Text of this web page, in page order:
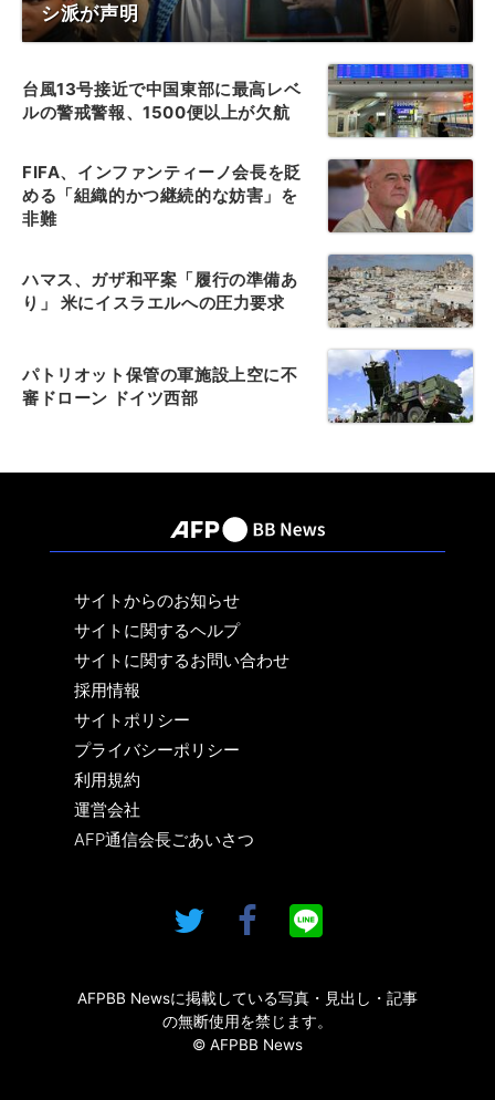
シ派が声明
台風13号接近で中国東部に最高レベ
ルの警戒警報、1500便以上が欠航
FIFA、インファンティーノ会長を貶
める「組織的かつ継続的な妨害」を
非難
ハマス、ガザ和平案「履行の準備あ
り」 米にイスラエルへの圧力要求
パトリオット保管の軍施設上空に不
審ドローン ドイツ西部
サイトからのお知らせ
サイトに関するヘルプ
サイトに関するお問い合わせ
採用情報
サイトポリシー
プライバシーポリシー
利用規約
運営会社
AFP通信会長ごあいさつ
AFPBB Newsに掲載している写真・見出し・記事
の無断使用を禁じます。
© AFPBB News